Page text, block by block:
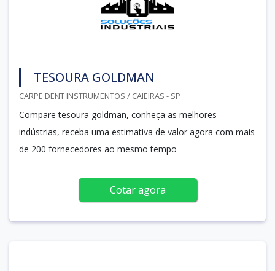
TESOURA GOLDMAN
CARPE DENT INSTRUMENTOS / CAIEIRAS - SP
Compare tesoura goldman, conheça as melhores
indústrias, receba uma estimativa de valor agora com mais
de 200 fornecedores ao mesmo tempo
Cotar agora